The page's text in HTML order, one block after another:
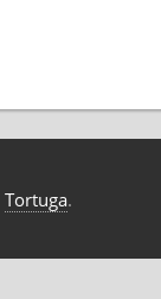
Tortuga.